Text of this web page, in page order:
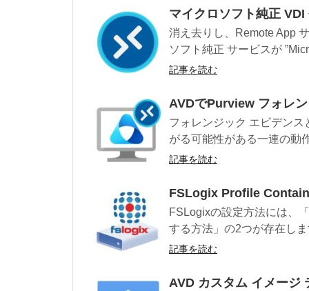
マイクロソフト純正
消え去りし、Remote App
ソフト純正 サービスが
記事を読む
AVDでPurview フォレ
フォレンジック エビデン
がる可能性がある一連の動
記事を読む
FSLogix Profile
FSLogixの設定方法には、
する方法」の2つが存在し
記事を読む
AVD カスタム イメージ